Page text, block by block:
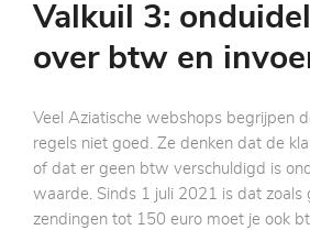
Valkuil 3:
over btw en
Veel Aziatische webshops begrijpen
regels niet goed. Ze denken dat de
of dat er geen btw verschuldigd is
waarde. Sinds 1 juli 2021 is dat zoals
zendingen tot 150 euro moet je ook